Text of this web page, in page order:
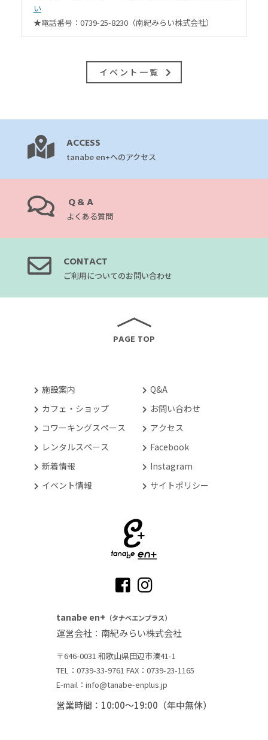
い
★電話番号：0739-25-8230（南紀みらい株式会社）
イベント一覧
PAGE TOP
ACCESS
tanabe en+へのアクセス
Q&A
よくある質問
CONTACT
ご利用についてのお問い合わせ
tanabe en+ （タナベエンプラス）
運営会社：南紀みらい株式会社
〒646-0031 和歌山県田辺市湊41-1
TEL：0739-33-9761 FAX：0739-23-1165
E-mail：info@tanabe-enplus.jp
営業時間：10:00～19:00（年中無休）
施設案内
カフェ・ショップ
コワーキングスペース
レンタルスペース
新着情報
イベント情報
Q&A
お問い合わせ
アクセス
Facebook
Instagram
サイトポリシー